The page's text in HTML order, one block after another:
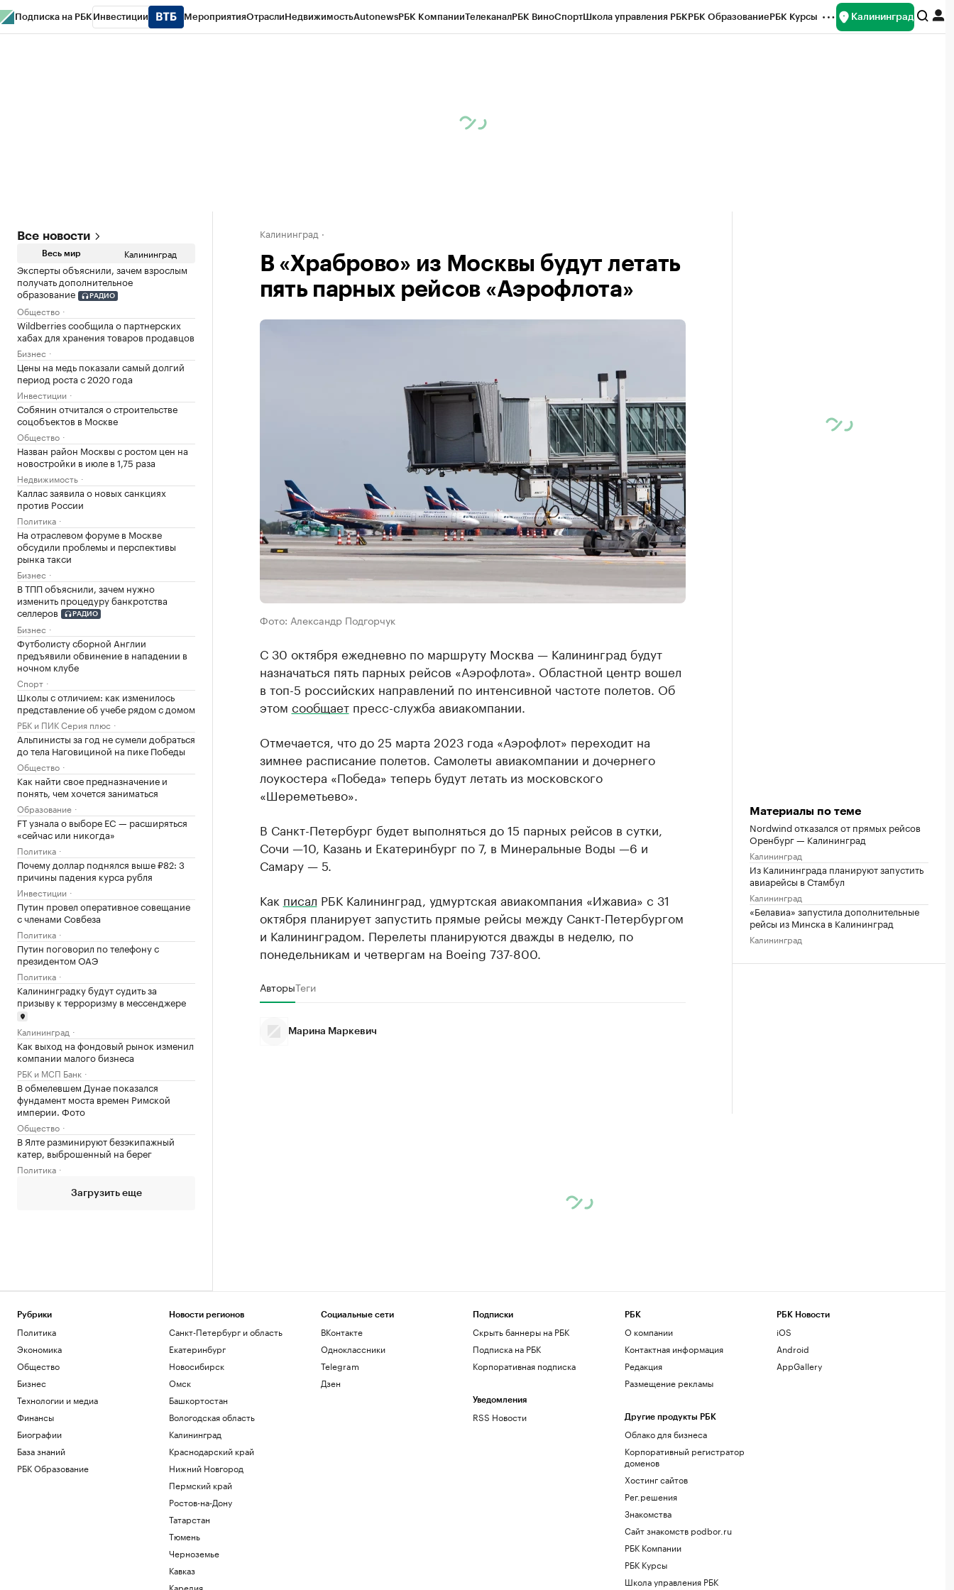
Подписка на РБК Инвестиции МероприятияОтраслиНедвижимостьAutonewsРБК КомпанииТелеканалРБК ВиноСпортШкола управления РБКРБК ОбразованиеРБК Курсы Калининград
Все новости
Весь мир Калининград
Эксперты объяснили, зачем взрослым
получать дополнительное
образование
РАДИО
Общество
Wildberries сообщила о партнерских
хабах для хранения товаров продавцов
Бизнес
Цены на медь показали самый долгий
период роста с 2020 года
Инвестиции
Собянин отчитался о строительстве
соцобъектов в Москве
Общество
Назван район Москвы с ростом цен на
новостройки в июле в 1,75 раза
Недвижимость
Каллас заявила о новых санкциях
против России
Политика
На отраслевом форуме в Москве
обсудили проблемы и перспективы
рынка такси
Бизнес
В ТПП объяснили, зачем нужно
изменить процедуру банкротства
селлеров
РАДИО
Бизнес
Футболисту сборной Англии
предъявили обвинение в нападении в
ночном клубе
Спорт
Школы с отличием: как изменилось
представление об учебе рядом с домом
РБК и ПИК Серия плюс
Альпинисты за год не сумели добраться
до тела Наговициной на пике Победы
Общество
Как найти свое предназначение и
понять, чем хочется заниматься
Образование
FT узнала о выборе ЕС — расширяться
«сейчас или никогда»
Политика
Почему доллар поднялся выше ₽82: 3
причины падения курса рубля
Инвестиции
Путин провел оперативное совещание
с членами Совбеза
Политика
Путин поговорил по телефону с
президентом ОАЭ
Политика
Калининградку будут судить за
призыву к терроризму в мессенджере
Калининград
Как выход на фондовый рынок изменил
компании малого бизнеса
РБК и МСП Банк
В обмелевшем Дунае показался
фундамент моста времен Римской
империи. Фото
Общество
В Ялте разминируют безэкипажный
катер, выброшенный на берег
Политика
Загрузить еще
Калининград
В «Храброво» из Москвы будут летать
пять парных рейсов «Аэрофлота»
Фото: Александр Подгорчук
С 30 октября ежедневно по маршруту Москва — Калининград будут
назначаться пять парных рейсов «Аэрофлота». Областной центр вошел
в топ-5 российских направлений по интенсивной частоте полетов. Об
этом сообщаетпресс-служба авиакомпании.
Отмечается, что до 25 марта 2023 года «Аэрофлот» переходит на
зимнее расписание полетов. Самолеты авиакомпании и дочернего
лоукостера «Победа» теперь будут летать из московского
«Шереметьево».
В Санкт-Петербург будет выполняться до 15 парных рейсов в сутки,
Сочи —10, Казань и Екатеринбург по 7, в Минеральные Воды —6 и
Самару — 5.
Как писал РБК Калининград, удмуртская авиакомпания «Ижавиа» с 31
октября планирует запустить прямые рейсы между Санкт-Петербургом
и Калининградом. Перелеты планируются дважды в неделю, по
понедельникам и четвергам на Boeing 737-800.
АвторыТеги
Марина Маркевич
Материалы по теме
Nordwind отказался от прямых рейсов
Оренбург — Калининград
Калининград
Из Калининграда планируют запустить
авиарейсы в Стамбул
Калининград
«Белавиа» запустила дополнительные
рейсы из Минска в Калининград
Калининград
Рубрики
Политика
Экономика
Общество
Бизнес
Технологии и медиа
Финансы
Биографии
База знаний
РБК Образование
Новости регионов
Санкт-Петербург и область
Екатеринбург
Новосибирск
Омск
Башкортостан
Вологодская область
Калининград
Краснодарский край
Нижний Новгород
Пермский край
Ростов-на-Дону
Татарстан
Тюмень
Черноземье
Кавказ
Карелия
Социальные сети
ВКонтакте
Одноклассники
Telegram
Дзен
Подписки
Скрыть баннеры на РБК
Подписка на РБК
Корпоративная подписка
Уведомления
RSS Новости
РБК
О компании
Контактная информация
Редакция
Размещение рекламы
Другие продукты РБК
Облако для бизнеса
Корпоративный регистратор
доменов
Хостинг сайтов
Рег.решения
Знакомства
Сайт знакомств podbor.ru
РБК Компании
РБК Курсы
Школа управления РБК
РБК Новости
iOS
Android
AppGallery